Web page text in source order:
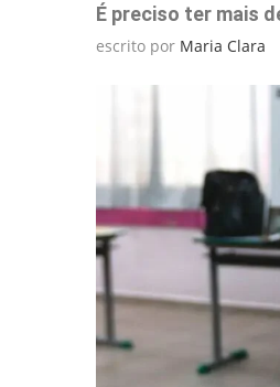
É preciso ter mais
escrito por Maria Clara